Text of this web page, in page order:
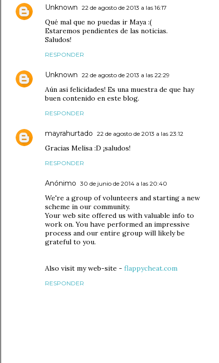
Unknown 22 de agosto de 2013 a las 16:17
Qué mal que no puedas ir Maya :(
Estaremos pendientes de las noticias.
Saludos!
RESPONDER
Unknown 22 de agosto de 2013 a las 22:29
Aún asi felicidades! Es una muestra de que hay
buen contenido en este blog.
RESPONDER
mayrahurtado 22 de agosto de 2013 a las 23:12
Gracias Melisa :D ¡saludos!
RESPONDER
Anónimo 30 de junio de 2014 a las 20:40
We're a group of volunteers and starting a new
scheme in our community.
Your web site offered us with valuable info to
work on. You have performed an impressive
process and our entire group will likely be
grateful to you.
Also visit my web-site - flappycheat.com
RESPONDER